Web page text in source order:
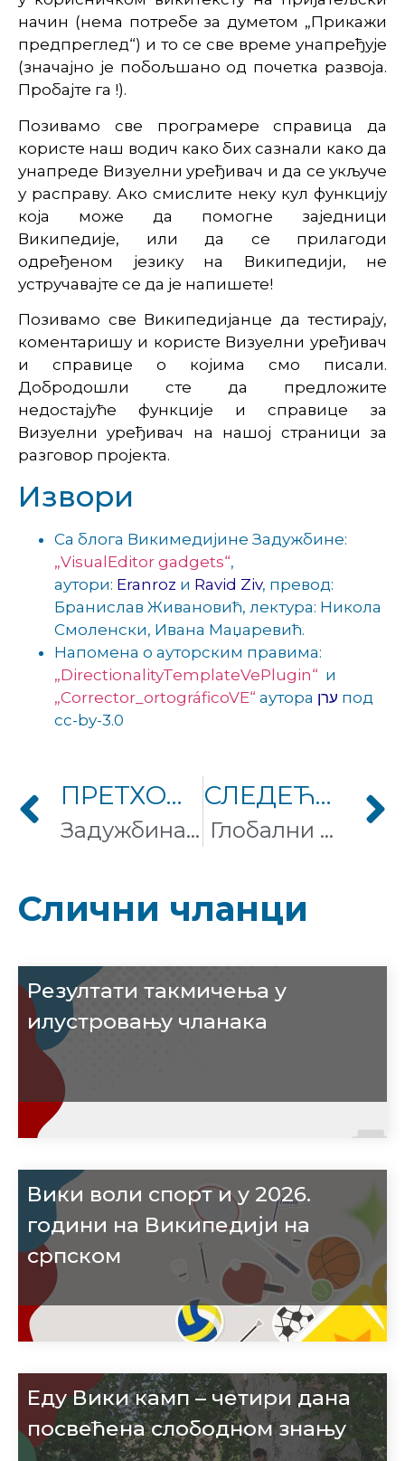
начин (нема потребе за думетом „Прикажи
предпреглед“) и то се све време унапређује
(значајно је побољшано од почетка развоја.
Пробајте га !).
Позивамо све програмере справица да
користе наш водич како бих сазнали како да
унапреде Визуелни уређивач и да се укључе
у расправу. Ако смислите неку кул функцију
која може да помогне заједници
Википедије, или да се прилагоди
одређеном језику на Википедији, не
устручавајте се да је напишете!
Позивамо све Википедијанце да тестирају,
коментаришу и користе Визуелни уређивач
и справице о којима смо писали.
Добродошли сте да предложите
недостајуће функције и справице за
Визуелни уређивач на нашој страници за
разговор пројекта.
Извори
Са блога Викимедијине Задужбине:
„VisualEditor gadgets“,
аутори: Eranroz и Ravid Ziv, превод:
Бранислав Живановић, лектура: Никола
Смоленски, Ивана Маџаревић.
Напомена о ауторским правима:
„DirectionalityTemplateVePlugin“ и
„Corrector_ortográficoVE“ аутора ערן под
cc-by-3.0
ПРЕТХОДНИ ЧЛАНАК
Задужбина Викимедије изабрала је СајрасВан у Даласу као нови центар за обраду података
СЛЕДЕЋИ ЧЛАНАК
Глобални фото-конкурс Вики воли Земљу од сада и у Србији
Слични чланци
Резултати такмичења у
илустровању чланака
Вики воли спорт и у 2026.
години на Википедији на
српском
Еду Вики камп – четири дана
посвећена слободном знању